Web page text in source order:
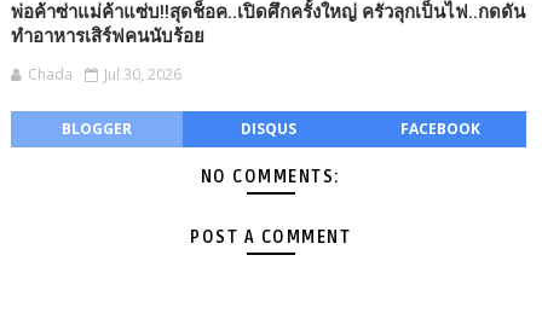
พ่อค้าซ่าแม่ค้าแซ่บ!!สุดช็อค..เปิดศึกครั้งใหญ่ ครัวลุกเป็นไฟ..กดดัน
ทำอาหารเสิร์ฟคนนับร้อย
Chada Jul 30, 2026
BLOGGER DISQUS FACEBOOK
NO COMMENTS:
POST A COMMENT